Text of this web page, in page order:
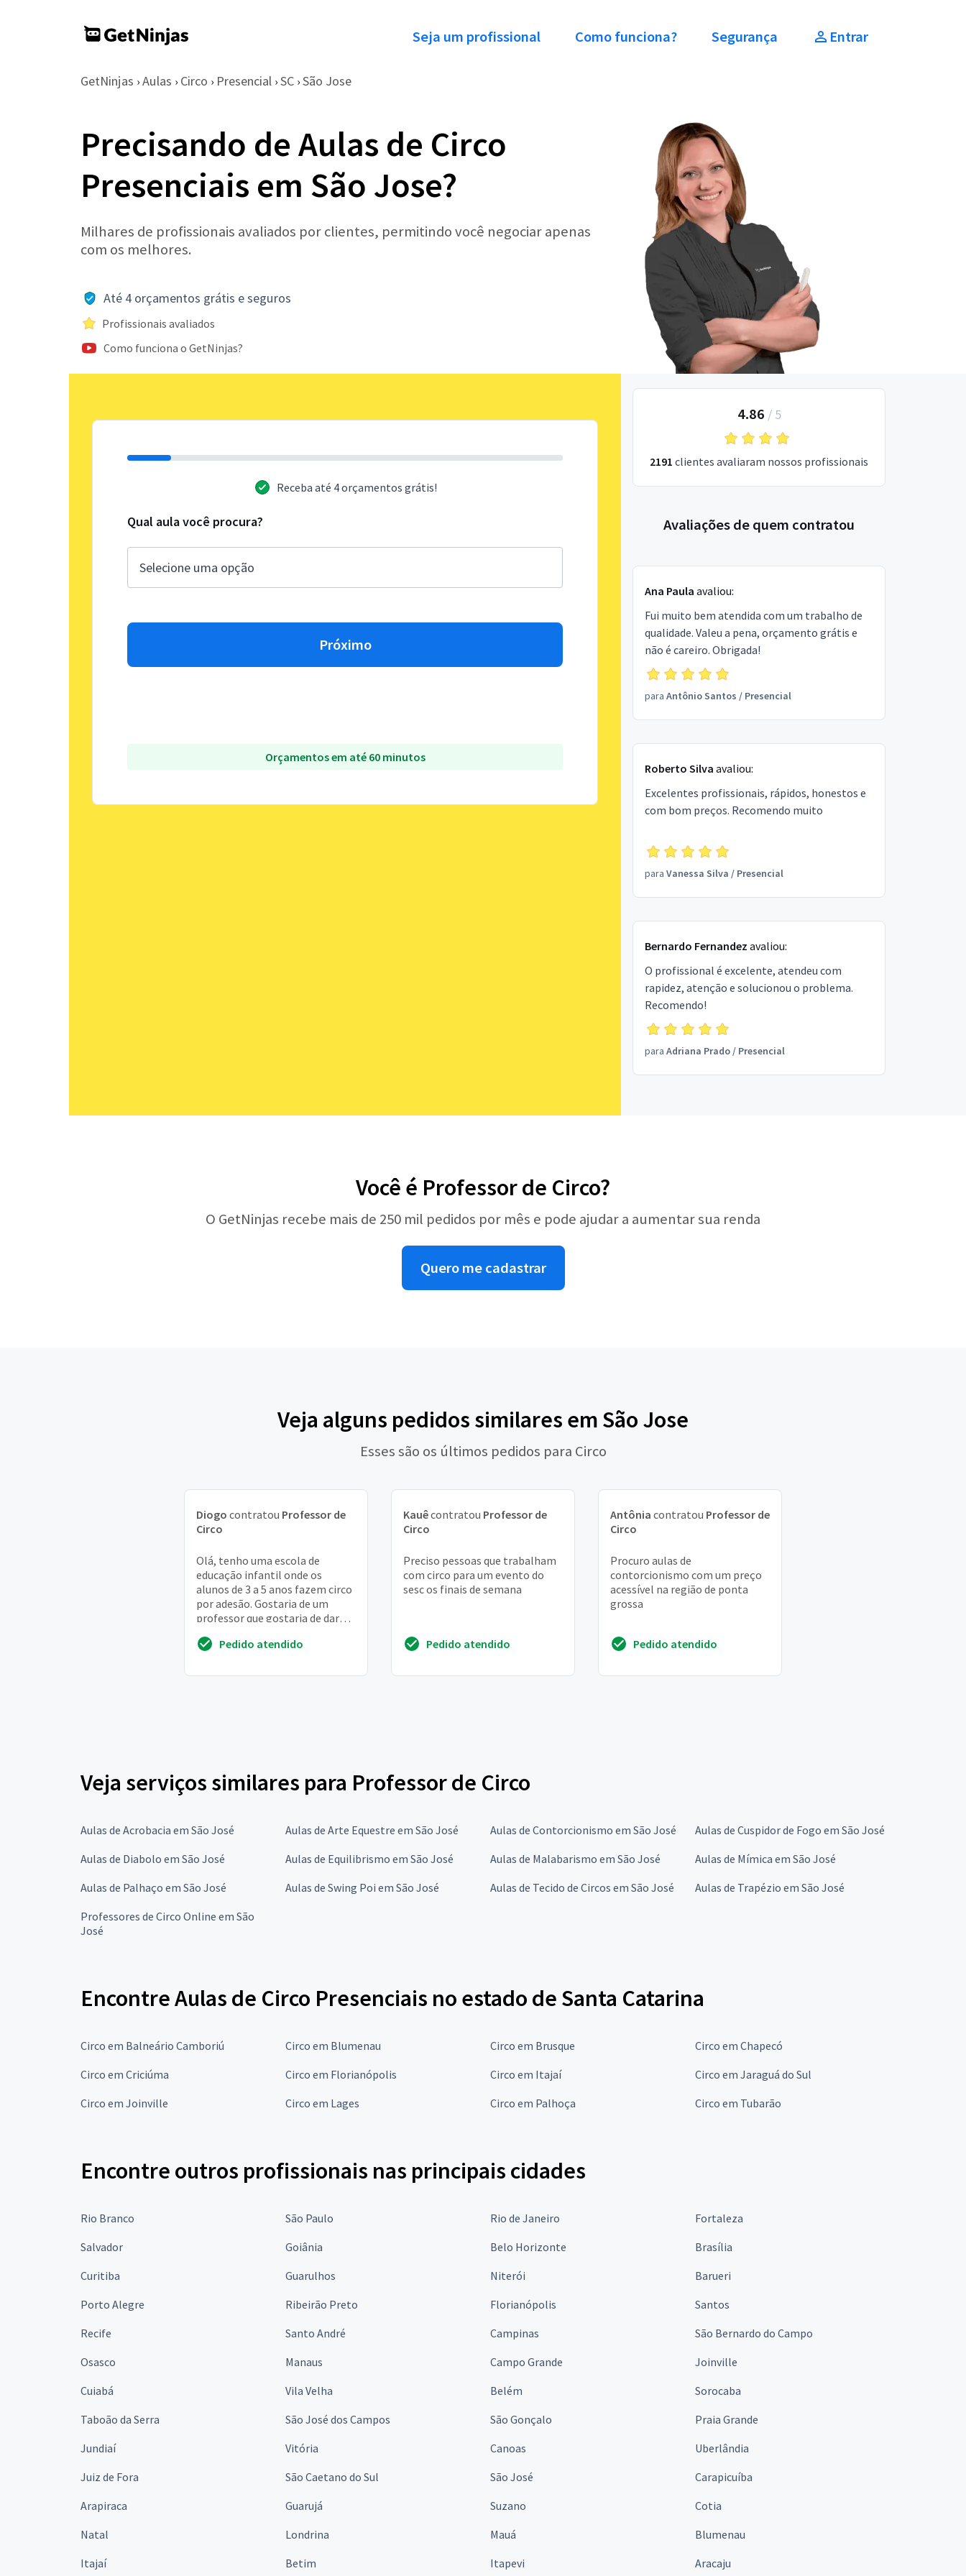
Seja um profissional Como funciona? Segurança Entrar
GetNinjas › Aulas › Circo › Presencial › SC › São Jose
Precisando de Aulas de Circo
Presenciais em São Jose?
Milhares de profissionais avaliados por clientes, permitindo você negociar apenas
com os melhores.
Até 4 orçamentos grátis e seguros
Profissionais avaliados
Como funciona o GetNinjas?
Receba até 4 orçamentos grátis!
Qual aula você procura?
Próximo
Orçamentos em até 60 minutos
4.86 / 5
2191 clientes avaliaram nossos profissionais
Avaliações de quem contratou
Ana Paula avaliou:
Fui muito bem atendida com um trabalho de
qualidade. Valeu a pena, orçamento grátis e
não é careiro. Obrigada!
para Antônio Santos / Presencial
Roberto Silva avaliou:
Excelentes profissionais, rápidos, honestos e
com bom preços. Recomendo muito
para Vanessa Silva / Presencial
Bernardo Fernandez avaliou:
O profissional é excelente, atendeu com
rapidez, atenção e solucionou o problema.
Recomendo!
para Adriana Prado/ Presencial
Você é Professor de Circo?
O GetNinjas recebe mais de 250 mil pedidos por mês e pode ajudar a aumentar sua renda
Quero me cadastrar
Veja alguns pedidos similares em São Jose
Esses são os últimos pedidos para Circo
Diogo contratou Professor de
Circo
Olá, tenho uma escola de
educação infantil onde os
alunos de 3 a 5 anos fazem circo
por adesão. Gostaria de um
professor que gostaria de dar
pagamos 40 reais...
Pedido atendido
Kauêcontratou Professor de
Circo
Preciso pessoas que trabalham
com circo para um evento do
sesc os finais de semana
Pedido atendido
Antônia contratou Professor de
Circo
Procuro aulas de
contorcionismo com um preço
acessível na região de ponta
grossa
Pedido atendido
Veja serviços similares para Professor de Circo
Aulas de Acrobacia em São José Aulas de Arte Equestre em São José Aulas de Contorcionismo em São José
Aulas de Cuspidor de Fogo em São José
Aulas de Diabolo em São José
Aulas de Equilibrismo em São José Aulas de Malabarismo em São José
Aulas de Mímica em São José
Aulas de Palhaço em São José
Aulas de Swing Poi em São José Aulas de Tecido de Circos em São José
Aulas de Trapézio em São José
Professores de Circo Online em São
José
Encontre Aulas de Circo Presenciais no estado de Santa Catarina
Circo em Balneário Camboriú Circo em Blumenau Circo em Brusque
Circo em Chapecó
Circo em Criciúma
Circo em Florianópolis Circo em Itajaí
Circo em Jaraguá do Sul
Circo em Joinville
Circo em Lages Circo em Palhoça Circo em Tubarão
Encontre outros profissionais nas principais cidades
Rio Branco São Paulo Rio de Janeiro
Fortaleza
Salvador
Goiânia Belo Horizonte
Brasília
Curitiba
Guarulhos Niterói
Barueri
Porto Alegre
Ribeirão Preto Florianópolis
Santos
Recife
Santo André Campinas
São Bernardo do Campo
Osasco
Manaus Campo Grande
Joinville
Cuiabá
Vila Velha Belém
Sorocaba
Taboão da Serra
São José dos Campos São Gonçalo
Praia Grande
Jundiaí
Vitória Canoas
Uberlândia
Juiz de Fora
São Caetano do Sul São José
Carapicuíba
Arapiraca
Guarujá Suzano
Cotia
Natal
Londrina Mauá
Blumenau
Itajaí
Betim Itapevi Aracaju